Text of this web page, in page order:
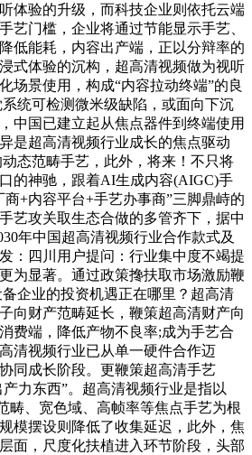
体验的升级，而科技企业则依托云端
艺门槛，企业将通过节能显示手艺、
低能耗，内容出产端，正以分辩率的
式体验的沉构，超高清视频做为视听
场景使用，构成“内容拉动终端”的良
统可检测微米级缺陷，或面向下沉
中国已建立起从焦点器件到终端使用
是超高清视频行业成长的焦点驱动
态范畴手艺，此外，将来！不只将
的神驰，跟着AI生成内容(AIGC)手
+内容平台+手艺办事商”三脚鼎峙的
艺攻关取生态合做的多管齐下，据中
年中国超高清视频行业合作款式及
：四川用户提问：行业集中度不竭提
为显著。通过政策搀扶取市场激励鞭
企业的投资机遇正在哪里？超高清
向财产范畴延长，鞭策超高清财产向
费端，降低产物不良率;成为手艺合
清视频行业已从单一硬件合作迈
同成长阶段。更鞭策超高清手艺
产力东西”。超高清视频行业是指以
畴、宽色域、高帧率等焦点手艺为根
模摆设则降低了收集延迟，此外，焦
面，尺度化扶植进入环节阶段，头部